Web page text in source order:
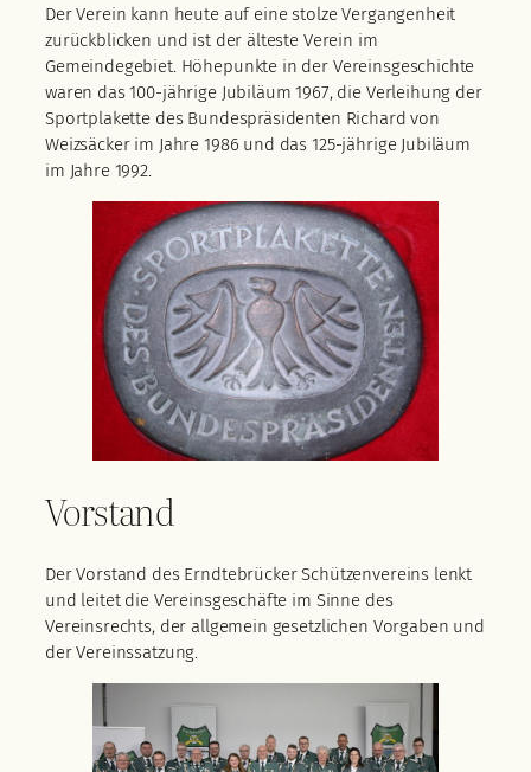
Der Verein kann heute auf eine stolze Vergangenheit
zurückblicken und ist der älteste Verein im
Gemeindegebiet. Höhepunkte in der Vereinsgeschichte
waren das 100-jährige Jubiläum 1967, die Verleihung der
Sportplakette des Bundespräsidenten Richard von
Weizsäcker im Jahre 1986 und das 125-jährige Jubiläum
im Jahre 1992.
Vorstand
Der Vorstand des Erndtebrücker Schützenvereins lenkt
und leitet die Vereinsgeschäfte im Sinne des
Vereinsrechts, der allgemein gesetzlichen Vorgaben und
der Vereinssatzung.